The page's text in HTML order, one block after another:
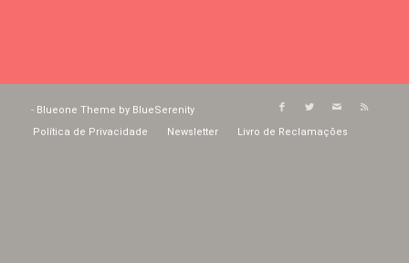
- Blueone Theme by BlueSerenity
Política de Privacidade
Newsletter Livro de Reclamações